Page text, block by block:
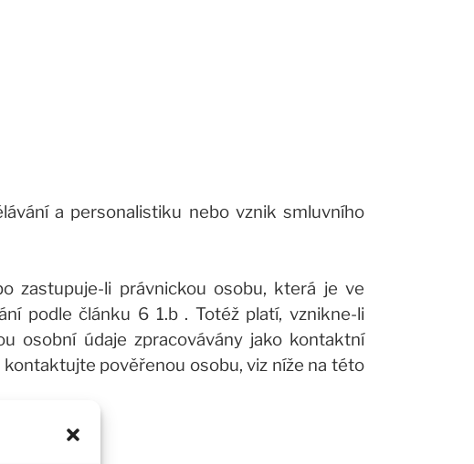
a personalistiku nebo vznik smluvního
zastupuje-li právnickou osobu, která je ve
podle článku 6 1.b . Totéž platí, vznikne-li
osobní údaje zpracovávány jako kontaktní
pověřenou osobu, viz níže na této